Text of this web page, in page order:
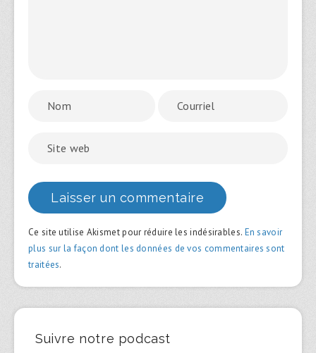
Ce site utilise Akismet pour réduire les indésirables. En savoir
plus sur la façon dont les données de vos commentaires sont
traitées.
Suivre notre podcast